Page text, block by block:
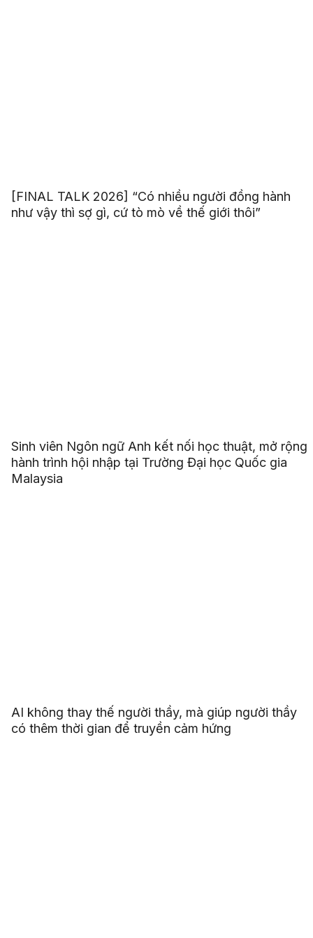
[FINAL TALK 2026] “Có nhiều người đồng hành
như vậy thì sợ gì, cứ tò mò về thế giới thôi”
Sinh viên Ngôn ngữ Anh kết nối học thuật, mở rộng
hành trình hội nhập tại Trường Đại học Quốc gia
Malaysia
AI không thay thế người thầy, mà giúp người thầy
có thêm thời gian để truyền cảm hứng